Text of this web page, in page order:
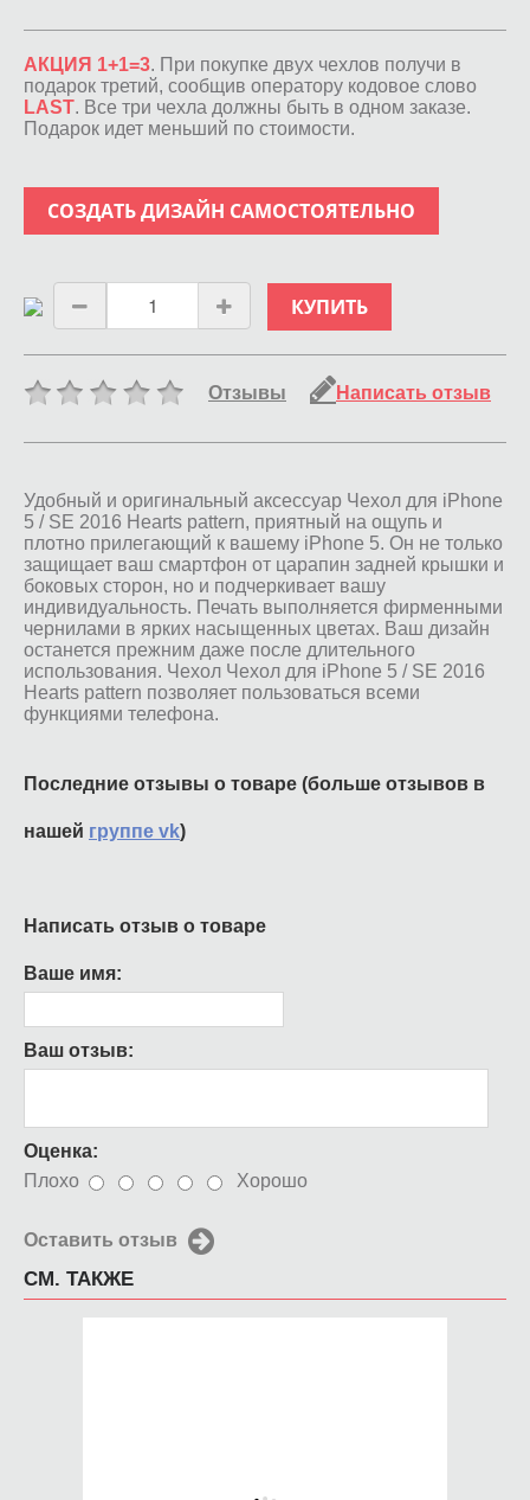
АКЦИЯ 1+1=3. При покупке двух чехлов получи в
подарок третий, сообщив оператору кодовое слово
LAST. Все три чехла должны быть в одном заказе.
Подарок идет меньший по стоимости.
СОЗДАТЬ ДИЗАЙН САМОСТОЯТЕЛЬНО
КУПИТЬ
Отзывы Написать отзыв
Удобный и оригинальный аксессуар Чехол для iPhone
5 / SE 2016 Hearts pattern, приятный на ощупь и
плотно прилегающий к вашему iPhone 5. Он не только
защищает ваш смартфон от царапин задней крышки и
боковых сторон, но и подчеркивает вашу
индивидуальность. Печать выполняется фирменными
чернилами в ярких насыщенных цветах. Ваш дизайн
останется прежним даже после длительного
использования. Чехол Чехол для iPhone 5 / SE 2016
Hearts pattern позволяет пользоваться всеми
функциями телефона.
Последние отзывы о товаре (больше отзывов в
нашей группе vk)
Написать отзыв о товаре
Ваше имя:
Ваш отзыв:
Оценка:
Плохо
Хорошо
Оставить отзыв
СМ. ТАКЖЕ